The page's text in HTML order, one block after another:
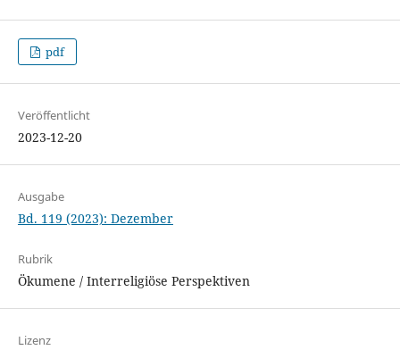
pdf
Veröffentlicht
2023-12-20
Ausgabe
Bd. 119 (2023): Dezember
Rubrik
Ökumene / Interreligiöse Perspektiven
Lizenz